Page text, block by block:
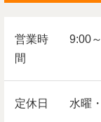
営業時
間
9:00
定休日 水曜